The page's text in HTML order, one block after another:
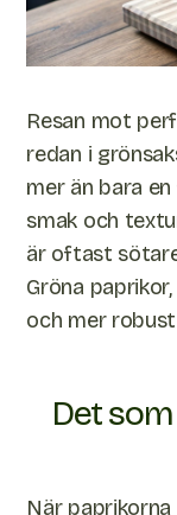
Resan mot
redan i
mer än bara
smak och
är oftast
Gröna
och mer
Det
När